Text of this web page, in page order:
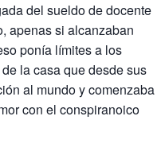
del sueldo de docente
apenas si alcanzaban
ponía límites a los
la casa que desde sus
al mundo y comenzaba
con el conspiranoico